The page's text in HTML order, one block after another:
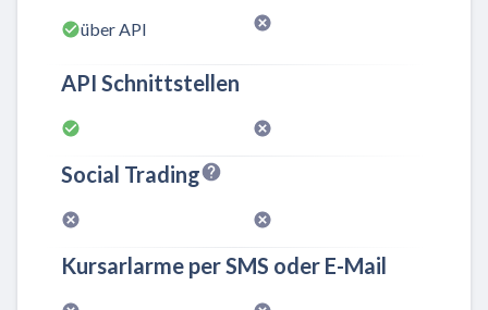
über API
API Schnittstellen
Social Trading
Kursarlarme per SMS oder E-Mail